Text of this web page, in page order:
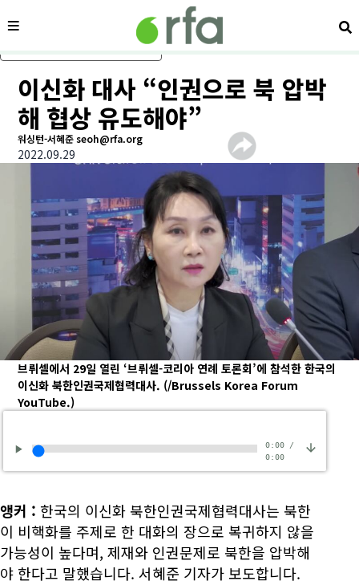
메인 콘텐츠로 건너뛰기
메뉴 검
이신화 대사 “인권으로 북 압박
해 협상 유도해야”
워싱턴-서혜준 seoh@rfa.org
2022.09.29
브뤼셀에서 29일 열린 ‘브뤼셀-코리아 연례 토론회’에 참석한 한국의
이신화 북한인권국제협력대사. (/Brussels Korea Forum
YouTube.)
0:00/
0:00
앵커 : 한국의 이신화 북한인권국제협력대사는 북한
이 비핵화를 주제로 한 대화의 장으로 복귀하지 않을
가능성이 높다며, 제재와 인권문제로 북한을 압박해
야 한다고 말했습니다. 서혜준 기자가 보도합니다.